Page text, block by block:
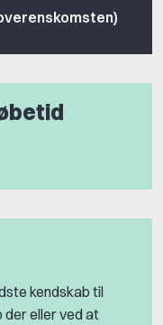
kendskab til
eller ved at